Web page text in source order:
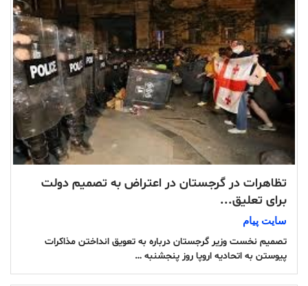
تظاهرات در گرجستان در اعتراض به تصمیم دولت
برای تعلیق...
سایت پیام
تصمیم نخست وزیر گرجستان درباره به تعویق انداختن مذاکرات
پیوستن به اتحادیه اروپا روز پنجشنبه …